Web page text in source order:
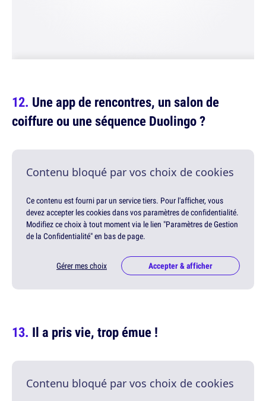
Une app de rencontres, un salon de
coiffure ou une séquence Duolingo ?
Contenu bloqué par vos choix de cookies
Ce contenu est fourni par un service tiers. Pour l'afficher, vous
devez accepter les cookies dans vos paramètres de confidentialité.
Modifiez ce choix à tout moment via le lien "Paramètres de Gestion
de la Confidentialité" en bas de page.
Gérer mes choix Accepter & afficher
Il a pris vie, trop émue !
Contenu bloqué par vos choix de cookies